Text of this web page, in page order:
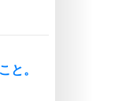
と。